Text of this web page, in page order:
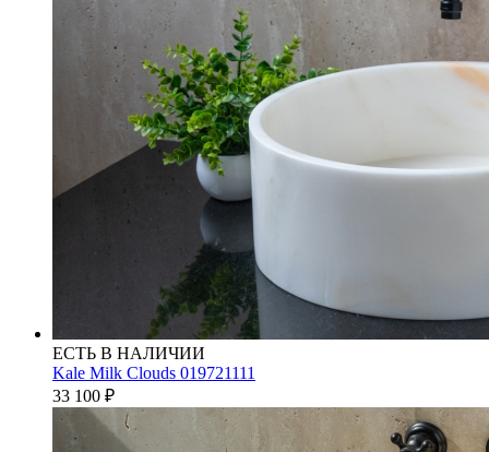
ЕСТЬ В НАЛИЧИИ
Kale Milk Clouds 019721111
33 100 ₽